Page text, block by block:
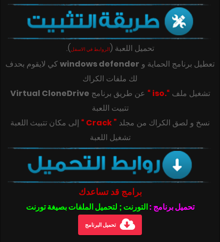
تحميل اللعبة (الروابط في الاسفل)
.
تعطيل برنامج الحماية و windows defenderكي لايقوم بحدف
لك ملفات الكراك
تشغيل ملف “.iso “ عن طريق برنامج Virtual CloneDrive
تتبيت اللعبة
‎‫نسخ و لصق الكراك من مجلد ” Crack “
تشغيل اللعبة
برامج قد تساعدك
تحميل برنامج :التورنت ; لتحميل الملفات بصيغة تورنت
تحميل البرنامج